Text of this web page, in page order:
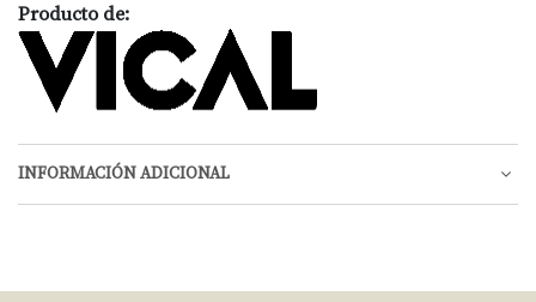
Producto de:
INFORMACIÓN ADICIONAL